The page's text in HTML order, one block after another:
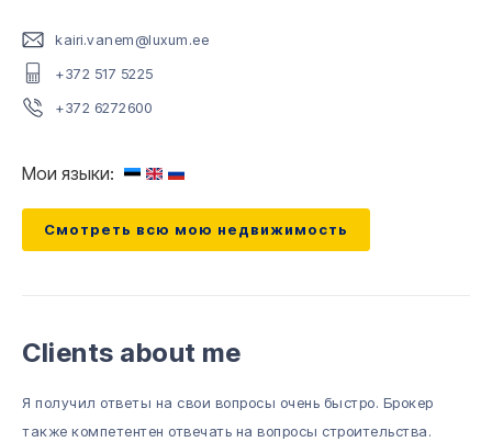
kairi.vanem@luxum.ee
+372 517 5225
+372 6272600
Мои языки:
Смотреть всю мою недвижимость
Clients about me
Я получил ответы на свои вопросы очень быстро. Брокер
также компетентен отвечать на вопросы строительства.